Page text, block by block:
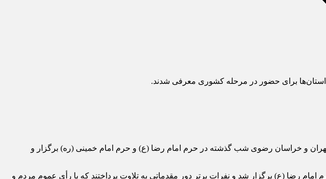
استان‌ها برای حضور در مرحله کشوری معرفی شدند.
و خراسان رضوی شب گذشته در حرم امام رضا (ع) و حرم امام خمینی (ره) برگزار و
شب گذشته ۲۸ آذر‌ماه ۱۳۹۸ در رواق امام خمینی (ره) حرم امام رضا (ع) برگزار شد و نفرات برتر دور مقدماتی به تلاوت پرداختند که با رأی عموم مردم و